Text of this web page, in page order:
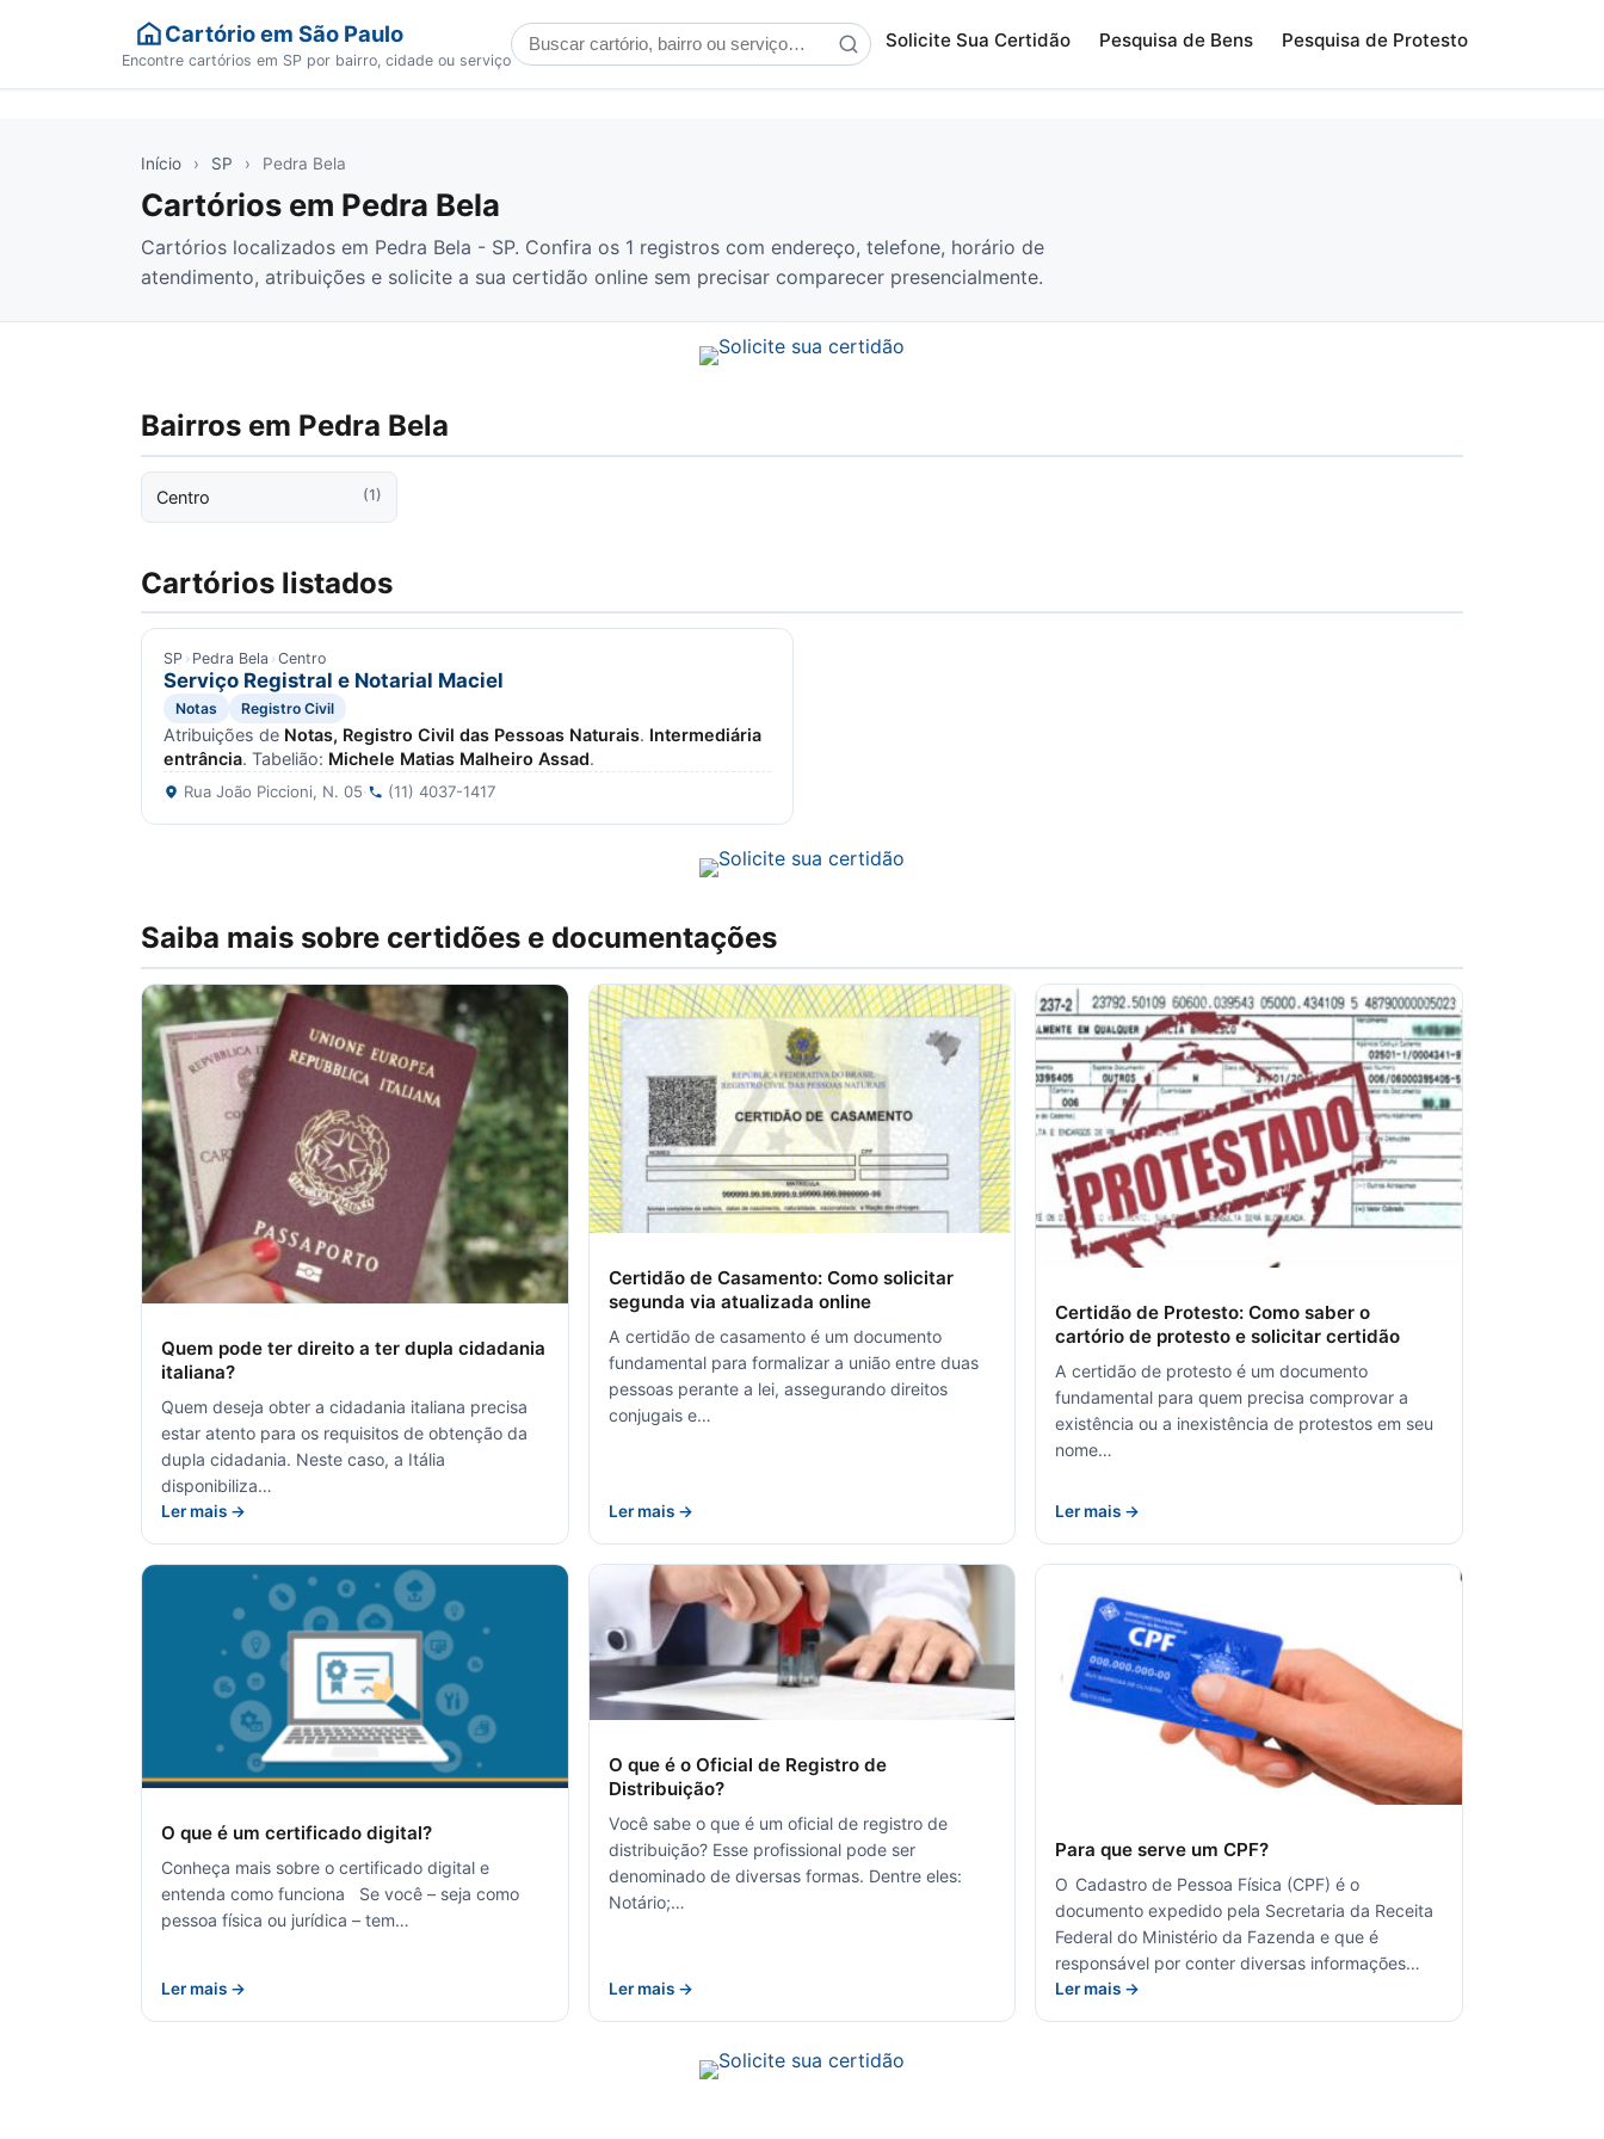
Cartório em São Paulo
Encontre cartórios em SP por bairro, cidade ou serviço
Buscar cartório Solicite Sua Certidão Pesquisa de Bens Pesquisa de Protesto
Início › SP › Pedra Bela
Cartórios em Pedra Bela
Cartórios localizados em Pedra Bela - SP. Confira os 1 registros com endereço, telefone, horário de
atendimento, atribuições e solicite a sua certidão online sem precisar comparecer presencialmente.
Bairros em Pedra Bela
Centro (1)
Cartórios listados
SP › Pedra Bela › Centro
Serviço Registral e Notarial Maciel
Notas Registro Civil
Atribuições de Notas, Registro Civil das Pessoas Naturais. Intermediária
entrância. Tabelião: Michele Matias Malheiro Assad.
Rua João Piccioni, N. 05· (11) 4037-1417
Saiba mais sobre certidões e documentações
Quem pode ter direito a ter dupla cidadania
italiana?
Quem deseja obter a cidadania italiana precisa
estar atento para os requisitos de obtenção da
dupla cidadania. Neste caso, a Itália
disponibiliza…
Ler mais →
Certidão de Casamento: Como solicitar
segunda via atualizada online
A certidão de casamento é um documento
fundamental para formalizar a união entre duas
pessoas perante a lei, assegurando direitos
conjugais e…
Ler mais →
Certidão de Protesto: Como saber o
cartório de protesto e solicitar certidão
A certidão de protesto é um documento
fundamental para quem precisa comprovar a
existência ou a inexistência de protestos em seu
nome…
Ler mais →
O que é um certificado digital?
Conheça mais sobre o certificado digital e
entenda como funciona Se você – seja como
pessoa física ou jurídica – tem…
Ler mais →
O que é o Oficial de Registro de
Distribuição?
Você sabe o que é um oficial de registro de
distribuição? Esse profissional pode ser
denominado de diversas formas. Dentre eles:
Notário;…
Ler mais →
Para que serve um CPF?
O Cadastro de Pessoa Física (CPF) é o
documento expedido pela Secretaria da Receita
Federal do Ministério da Fazenda e que é
responsável por conter diversas informações…
Ler mais →